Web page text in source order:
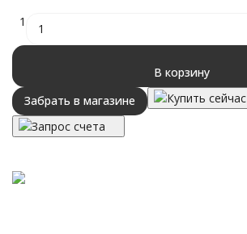
1
В корзину
Забрать в магазине
Купить сейчас
Запрос счета